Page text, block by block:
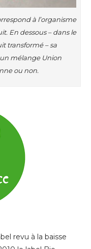
à l’organisme
En dessous – dans le
transformé – sa
mélange Union
ou non.
revu à la baisse